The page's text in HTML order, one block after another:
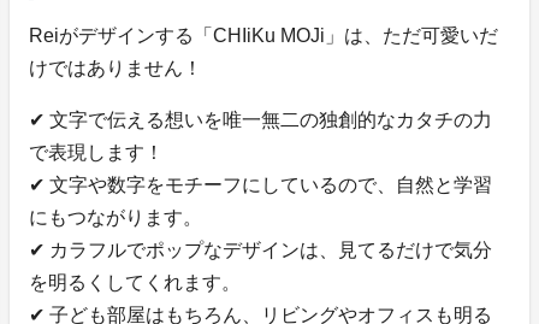
Reiがデザインする「CHIiKu MOJi」は、ただ可愛いだ
けではありません！
✔ 文字で伝える想いを唯一無二の独創的なカタチの力
で表現します！
✔ 文字や数字をモチーフにしているので、自然と学習
にもつながります。
✔ カラフルでポップなデザインは、見てるだけで気分
を明るくしてくれます。
✔ 子ども部屋はもちろん、リビングやオフィスも明る